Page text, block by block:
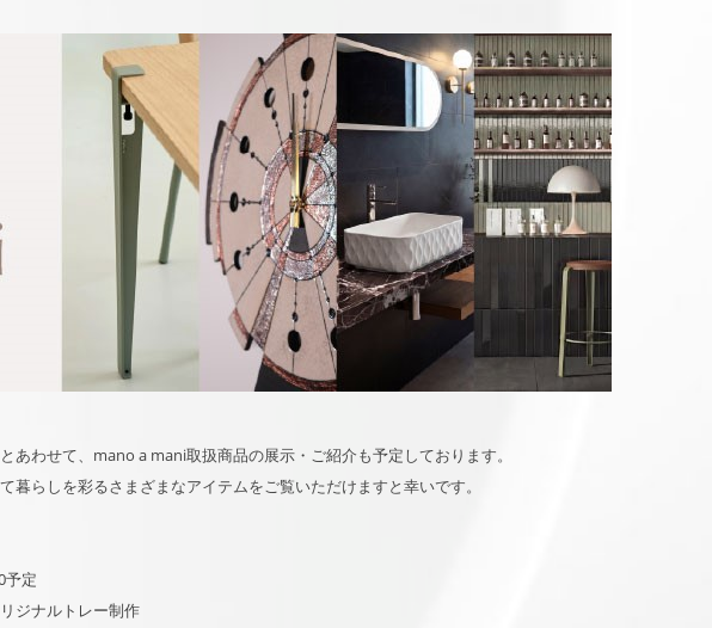
あわせて、mano a mani取扱商品の展示・ご紹介も予定しております。
暮らしを彩るさまざまなアイテムをご覧いただけますと幸いです。
予定
ジナルトレー制作